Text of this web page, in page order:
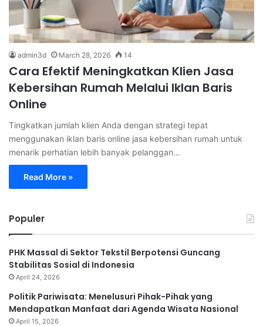
admin3d March 28, 2026 14
Cara Efektif Meningkatkan Klien Jasa
Kebersihan Rumah Melalui Iklan Baris
Online
Tingkatkan jumlah klien Anda dengan strategi tepat
menggunakan iklan baris online jasa kebersihan rumah untuk
menarik perhatian lebih banyak pelanggan…
Read More »
Populer
PHK Massal di Sektor Tekstil Berpotensi Guncang
Stabilitas Sosial di Indonesia
April 24, 2026
Politik Pariwisata: Menelusuri Pihak-Pihak yang
Mendapatkan Manfaat dari Agenda Wisata Nasional
April 15, 2026